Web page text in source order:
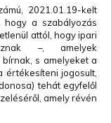
2021.01.19-kelt
hogy a szabályozás
attól, hogy ipari
–, amelyek
s amelyeket a
értékesíteni jogosult,
tehát egyfelől
amely révén